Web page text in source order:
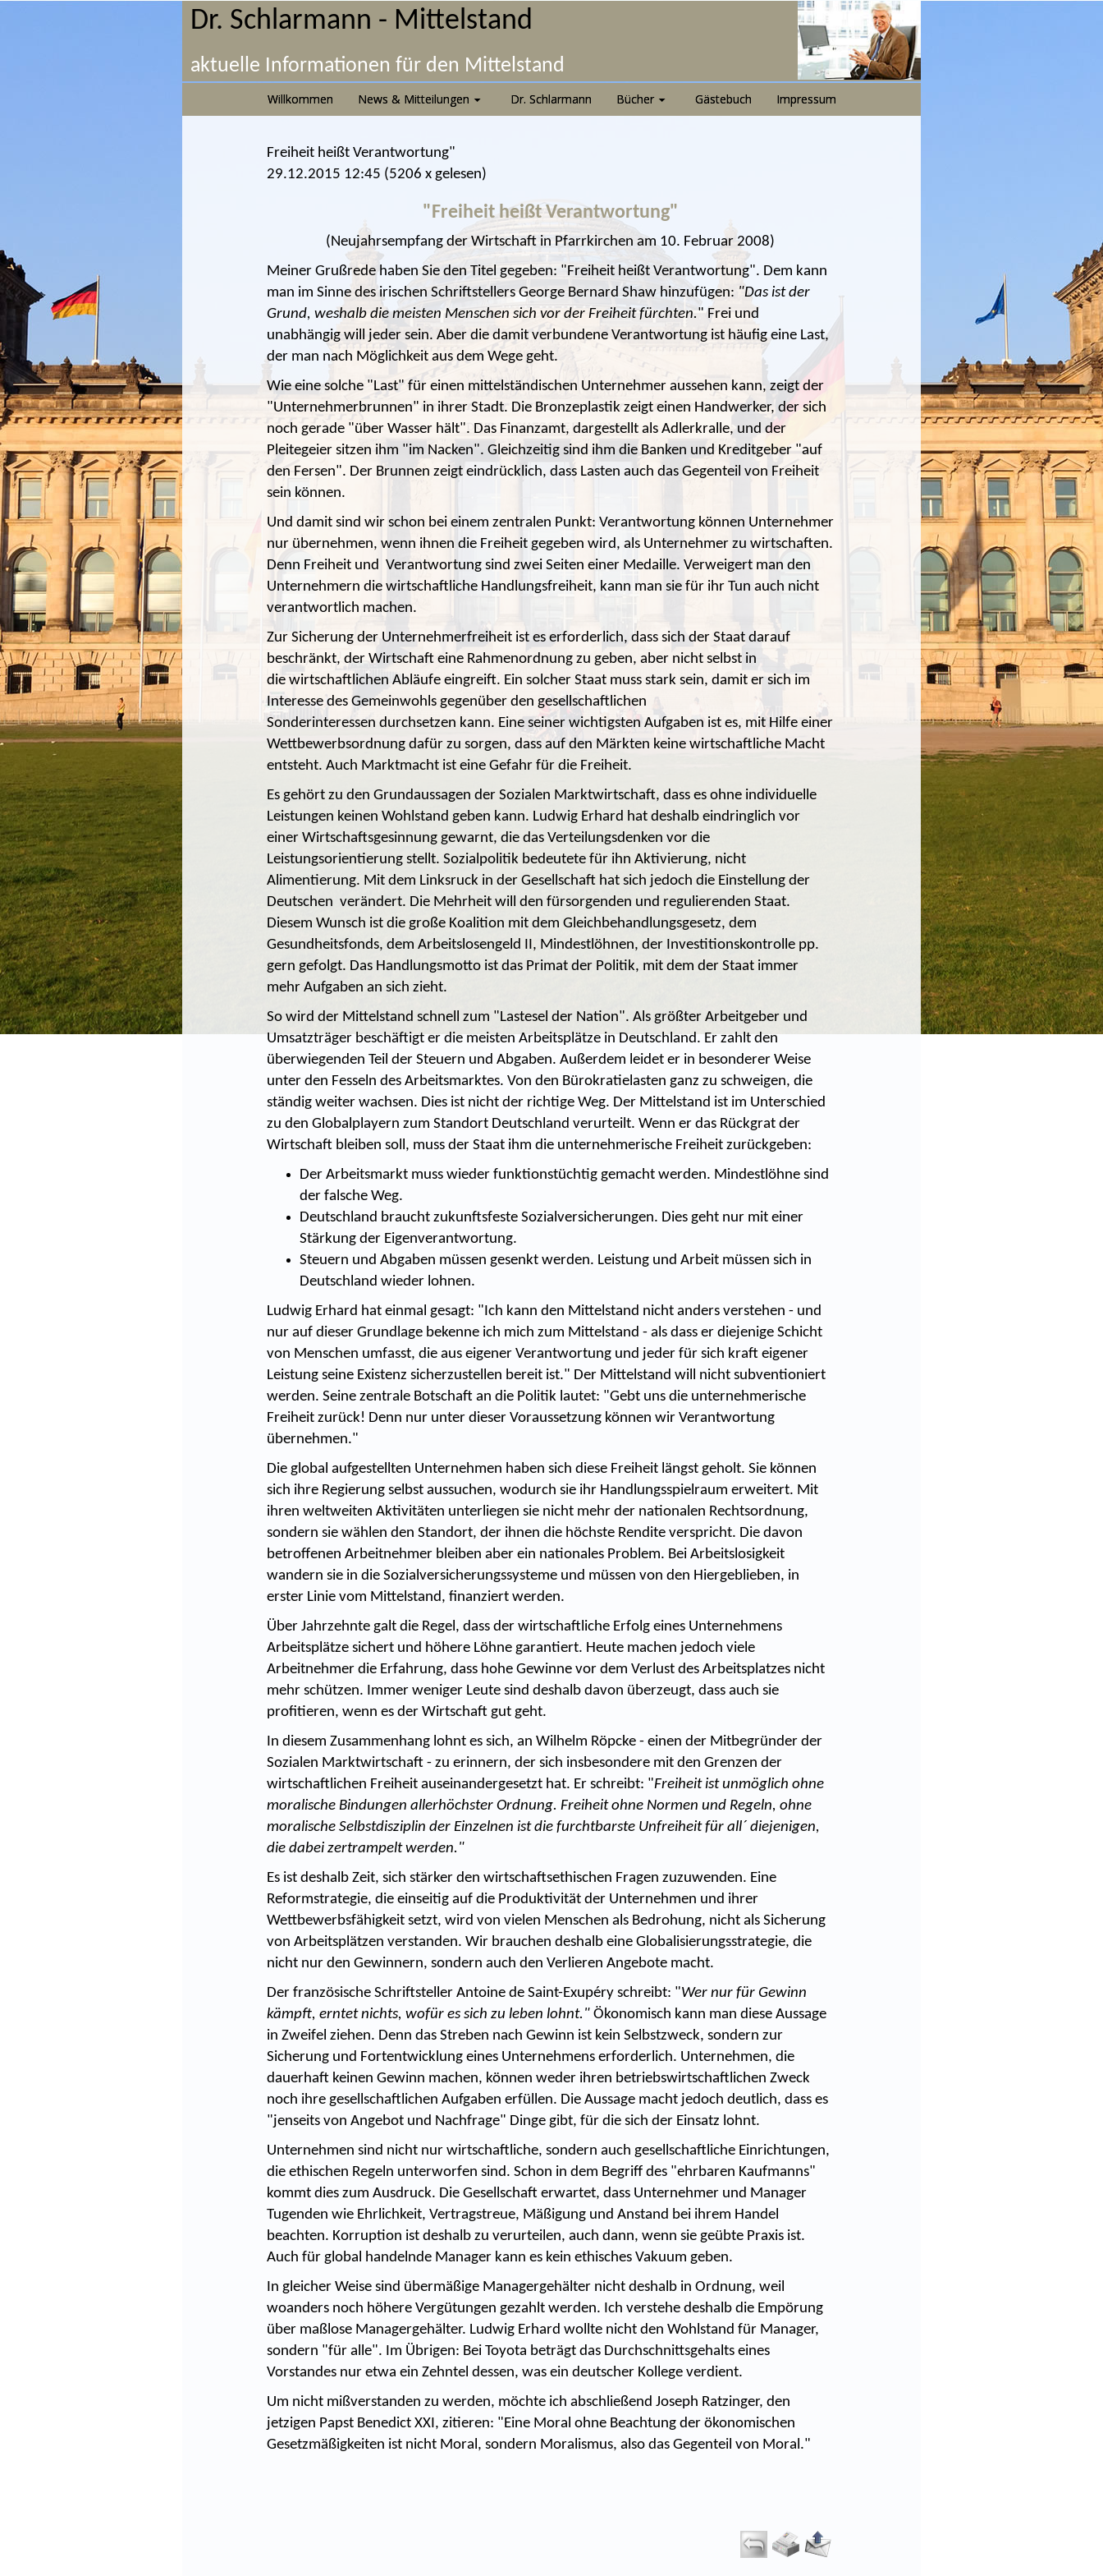
Dr. Schlarmann - Mittelstand
aktuelle Informationen für den Mittelstand
Willkommen News & Mitteilungen Dr. Schlarmann Bücher Gästebuch Impressum
Freiheit heißt Verantwortung"
29.12.2015 12:45 (5206 x gelesen)
"Freiheit heißt Verantwortung"
(Neujahrsempfang der Wirtschaft in Pfarrkirchen am 10. Februar 2008)
Meiner Grußrede haben Sie den Titel gegeben: "Freiheit heißt Verantwortung". Dem kann
man im Sinne des irischen Schriftstellers George Bernard Shaw hinzufügen: "Das ist der
Grund, weshalb die meisten Menschen sich vor der Freiheit fürchten." Frei und
unabhängig will jeder sein. Aber die damit verbundene Verantwortung ist häufig eine Last,
der man nach Möglichkeit aus dem Wege geht.
Wie eine solche "Last" für einen mittelständischen Unternehmer aussehen kann, zeigt der
"Unternehmerbrunnen" in ihrer Stadt. Die Bronzeplastik zeigt einen Handwerker, der sich
noch gerade "über Wasser hält". Das Finanzamt, dargestellt als Adlerkralle, und der
Pleitegeier sitzen ihm "im Nacken". Gleichzeitig sind ihm die Banken und Kreditgeber "auf
den Fersen". Der Brunnen zeigt eindrücklich, dass Lasten auch das Gegenteil von Freiheit
sein können.
Und damit sind wir schon bei einem zentralen Punkt: Verantwortung können Unternehmer
nur übernehmen, wenn ihnen die Freiheit gegeben wird, als Unternehmer zu wirtschaften.
Denn Freiheit und Verantwortung sind zwei Seiten einer Medaille. Verweigert man den
Unternehmern die wirtschaftliche Handlungsfreiheit, kann man sie für ihr Tun auch nicht
verantwortlich machen.
Zur Sicherung der Unternehmerfreiheit ist es erforderlich, dass sich der Staat darauf
beschränkt, der Wirtschaft eine Rahmenordnung zu geben, aber nicht selbst in
die wirtschaftlichen Abläufe eingreift. Ein solcher Staat muss stark sein, damit er sich im
Interesse des Gemeinwohls gegenüber den gesellschaftlichen
Sonderinteressen durchsetzen kann. Eine seiner wichtigsten Aufgaben ist es, mit Hilfe einer
Wettbewerbsordnung dafür zu sorgen, dass auf den Märkten keine wirtschaftliche Macht
entsteht. Auch Marktmacht ist eine Gefahr für die Freiheit.
Es gehört zu den Grundaussagen der Sozialen Marktwirtschaft, dass es ohne individuelle
Leistungen keinen Wohlstand geben kann. Ludwig Erhard hat deshalb eindringlich vor
einer Wirtschaftsgesinnung gewarnt, die das Verteilungsdenken vor die
Leistungsorientierung stellt. Sozialpolitik bedeutete für ihn Aktivierung, nicht
Alimentierung. Mit dem Linksruck in der Gesellschaft hat sich jedoch die Einstellung der
Deutschen verändert. Die Mehrheit will den fürsorgenden und regulierenden Staat.
Diesem Wunsch ist die große Koalition mit dem Gleichbehandlungsgesetz, dem
Gesundheitsfonds, dem Arbeitslosengeld II, Mindestlöhnen, der Investitionskontrolle pp.
gern gefolgt. Das Handlungsmotto ist das Primat der Politik, mit dem der Staat immer
mehr Aufgaben an sich zieht.
So wird der Mittelstand schnell zum "Lastesel der Nation". Als größter Arbeitgeber und
Umsatzträger beschäftigt er die meisten Arbeitsplätze in Deutschland. Er zahlt den
überwiegenden Teil der Steuern und Abgaben. Außerdem leidet er in besonderer Weise
unter den Fesseln des Arbeitsmarktes. Von den Bürokratielasten ganz zu schweigen, die
ständig weiter wachsen. Dies ist nicht der richtige Weg. Der Mittelstand ist im Unterschied
zu den Globalplayern zum Standort Deutschland verurteilt. Wenn er das Rückgrat der
Wirtschaft bleiben soll, muss der Staat ihm die unternehmerische Freiheit zurückgeben:
Der Arbeitsmarkt muss wieder funktionstüchtig gemacht werden. Mindestlöhne sind
der falsche Weg.
Deutschland braucht zukunftsfeste Sozialversicherungen. Dies geht nur mit einer
Stärkung der Eigenverantwortung.
Steuern und Abgaben müssen gesenkt werden. Leistung und Arbeit müssen sich in
Deutschland wieder lohnen.
Ludwig Erhard hat einmal gesagt: "Ich kann den Mittelstand nicht anders verstehen - und
nur auf dieser Grundlage bekenne ich mich zum Mittelstand - als dass er diejenige Schicht
von Menschen umfasst, die aus eigener Verantwortung und jeder für sich kraft eigener
Leistung seine Existenz sicherzustellen bereit ist." Der Mittelstand will nicht subventioniert
werden. Seine zentrale Botschaft an die Politik lautet: "Gebt uns die unternehmerische
Freiheit zurück! Denn nur unter dieser Voraussetzung können wir Verantwortung
übernehmen."
Die global aufgestellten Unternehmen haben sich diese Freiheit längst geholt. Sie können
sich ihre Regierung selbst aussuchen, wodurch sie ihr Handlungsspielraum erweitert. Mit
ihren weltweiten Aktivitäten unterliegen sie nicht mehr der nationalen Rechtsordnung,
sondern sie wählen den Standort, der ihnen die höchste Rendite verspricht. Die davon
betroffenen Arbeitnehmer bleiben aber ein nationales Problem. Bei Arbeitslosigkeit
wandern sie in die Sozialversicherungssysteme und müssen von den Hiergeblieben, in
erster Linie vom Mittelstand, finanziert werden.
Über Jahrzehnte galt die Regel, dass der wirtschaftliche Erfolg eines Unternehmens
Arbeitsplätze sichert und höhere Löhne garantiert. Heute machen jedoch viele
Arbeitnehmer die Erfahrung, dass hohe Gewinne vor dem Verlust des Arbeitsplatzes nicht
mehr schützen. Immer weniger Leute sind deshalb davon überzeugt, dass auch sie
profitieren, wenn es der Wirtschaft gut geht.
In diesem Zusammenhang lohnt es sich, an Wilhelm Röpcke - einen der Mitbegründer der
Sozialen Marktwirtschaft - zu erinnern, der sich insbesondere mit den Grenzen der
wirtschaftlichen Freiheit auseinandergesetzt hat. Er schreibt: "Freiheit ist unmöglich ohne
moralische Bindungen allerhöchster Ordnung. Freiheit ohne Normen und Regeln, ohne
moralische Selbstdisziplin der Einzelnen ist die furchtbarste Unfreiheit für all´ diejenigen,
die dabei zertrampelt werden."
Es ist deshalb Zeit, sich stärker den wirtschaftsethischen Fragen zuzuwenden. Eine
Reformstrategie, die einseitig auf die Produktivität der Unternehmen und ihrer
Wettbewerbsfähigkeit setzt, wird von vielen Menschen als Bedrohung, nicht als Sicherung
von Arbeitsplätzen verstanden. Wir brauchen deshalb eine Globalisierungsstrategie, die
nicht nur den Gewinnern, sondern auch den Verlieren Angebote macht.
Der französische Schriftsteller Antoine de Saint-Exupéry schreibt: "Wer nur für Gewinn
kämpft, erntet nichts, wofür es sich zu leben lohnt." Ökonomisch kann man diese Aussage
in Zweifel ziehen. Denn das Streben nach Gewinn ist kein Selbstzweck, sondern zur
Sicherung und Fortentwicklung eines Unternehmens erforderlich. Unternehmen, die
dauerhaft keinen Gewinn machen, können weder ihren betriebswirtschaftlichen Zweck
noch ihre gesellschaftlichen Aufgaben erfüllen. Die Aussage macht jedoch deutlich, dass es
"jenseits von Angebot und Nachfrage" Dinge gibt, für die sich der Einsatz lohnt.
Unternehmen sind nicht nur wirtschaftliche, sondern auch gesellschaftliche Einrichtungen,
die ethischen Regeln unterworfen sind. Schon in dem Begriff des "ehrbaren Kaufmanns"
kommt dies zum Ausdruck. Die Gesellschaft erwartet, dass Unternehmer und Manager
Tugenden wie Ehrlichkeit, Vertragstreue, Mäßigung und Anstand bei ihrem Handel
beachten. Korruption ist deshalb zu verurteilen, auch dann, wenn sie geübte Praxis ist.
Auch für global handelnde Manager kann es kein ethisches Vakuum geben.
In gleicher Weise sind übermäßige Managergehälter nicht deshalb in Ordnung, weil
woanders noch höhere Vergütungen gezahlt werden. Ich verstehe deshalb die Empörung
über maßlose Managergehälter. Ludwig Erhard wollte nicht den Wohlstand für Manager,
sondern "für alle". Im Übrigen: Bei Toyota beträgt das Durchschnittsgehalts eines
Vorstandes nur etwa ein Zehntel dessen, was ein deutscher Kollege verdient.
Um nicht mißverstanden zu werden, möchte ich abschließend Joseph Ratzinger, den
jetzigen Papst Benedict XXI, zitieren: "Eine Moral ohne Beachtung der ökonomischen
Gesetzmäßigkeiten ist nicht Moral, sondern Moralismus, also das Gegenteil von Moral."